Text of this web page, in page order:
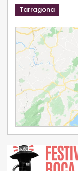
Tarragona